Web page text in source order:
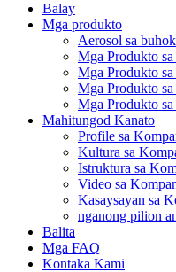
Balay
Mga produkto
Aerosol sa buhok
Mga Produkto
Mga Produkto
Mga Produkto
Mga Produkto
Mahitungod Kanato
Profile sa
Kultura sa
Istruktura sa
Video sa
Kasaysayan sa
nganong pilion
Balita
Mga FAQ
Kontaka Kami